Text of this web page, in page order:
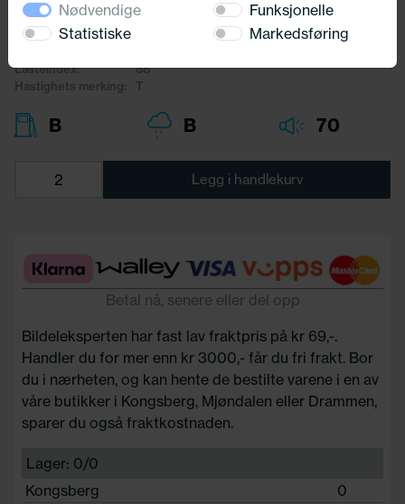
Bredde:
175,00
Profil:
Lasteindex:
88
Hastighets merking:
T
B B 70
Legg i handlekurv
Betal nå, senere eller del opp
Bildeleksperten har fast lav fraktpris på kr 69,-.
Handler du for mer enn kr 3000,- får du fri frakt. Bor
du i nærheten, og kan hente de bestilte varene i en av
våre butikker i Kongsberg, Mjøndalen eller Drammen,
sparer du også fraktkostnaden.
Lager: 0/0
Kongsberg
0
Nødvendige
Funksjonelle
Statistiske
Markedsføring